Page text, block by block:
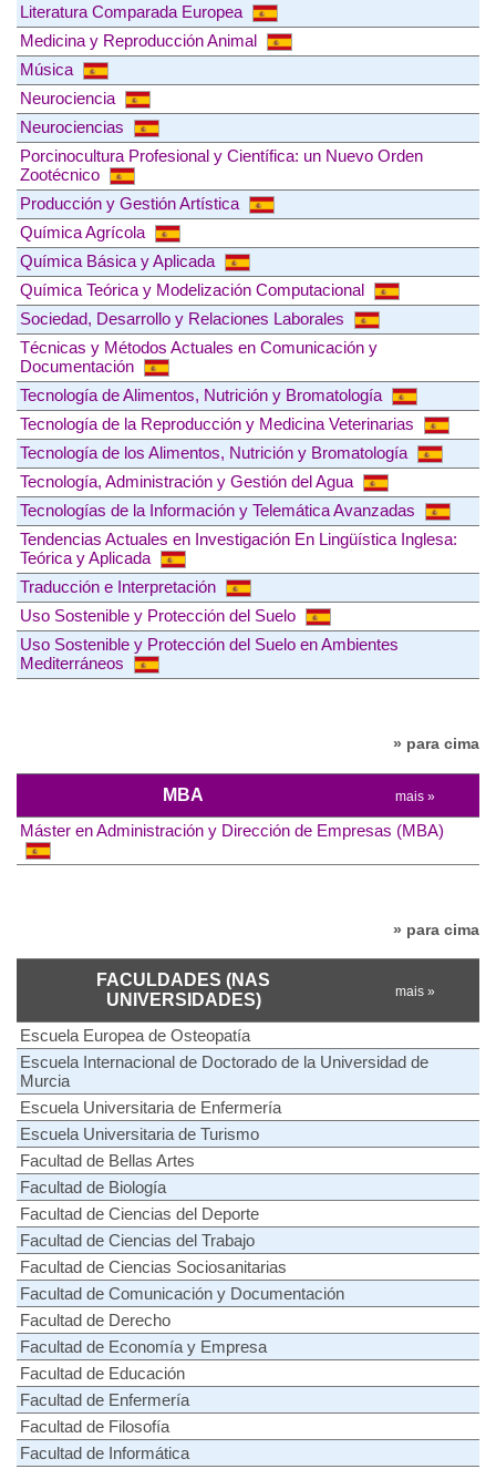
Literatura Comparada Europea
Medicina y Reproducción Animal
Música
Neurociencia
Neurociencias
Porcinocultura Profesional y Científica: un Nuevo Orden
Zootécnico
Producción y Gestión Artística
Química Agrícola
Química Básica y Aplicada
Química Teórica y Modelización Computacional
Sociedad, Desarrollo y Relaciones Laborales
Técnicas y Métodos Actuales en Comunicación y
Documentación
Tecnología de Alimentos, Nutrición y Bromatología
Tecnología de la Reproducción y Medicina Veterinarias
Tecnología de los Alimentos, Nutrición y Bromatología
Tecnología, Administración y Gestión del Agua
Tecnologías de la Información y Telemática Avanzadas
Tendencias Actuales en Investigación En Lingüística Inglesa:
Teórica y Aplicada
Traducción e Interpretación
Uso Sostenible y Protección del Suelo
Uso Sostenible y Protección del Suelo en Ambientes
Mediterráneos
» para cima
MBA mais »
Máster en Administración y Dirección de Empresas (MBA)
» para cima
FACULDADES (NAS
UNIVERSIDADES)
mais »
Escuela Europea de Osteopatía
Escuela Internacional de Doctorado de la Universidad de
Murcia
Escuela Universitaria de Enfermería
Escuela Universitaria de Turismo
Facultad de Bellas Artes
Facultad de Biología
Facultad de Ciencias del Deporte
Facultad de Ciencias del Trabajo
Facultad de Ciencias Sociosanitarias
Facultad de Comunicación y Documentación
Facultad de Derecho
Facultad de Economía y Empresa
Facultad de Educación
Facultad de Enfermería
Facultad de Filosofía
Facultad de Informática